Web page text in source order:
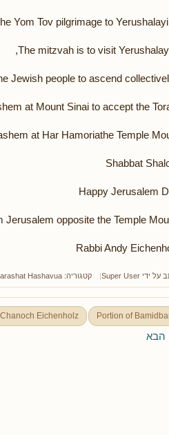
The mitzvah is to visit
at Har Hamoriathe Temple
Shabbat
Happy Jerusalem
Rabbi Andy
על ידי Super User קטגוריה: Hashavua
Portion of
Eichenholz
הבא